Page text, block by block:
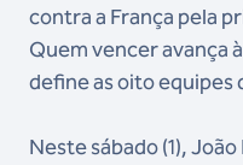
contra a França pela
Quem vencer avança
define as oito equipes
Neste sábado (1),